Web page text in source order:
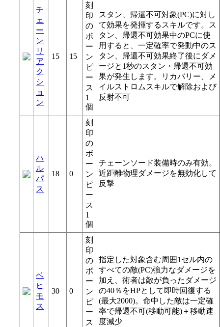
チ
ェ
ー
ン
リ
ア
ク
シ
ョ
ン
15 15
刻
印
の
ボ
ー
ン
ピ
ー
ス
1
個
スタン、帰還不可対象(PC)に対し
て効果を発揮するスキルです。ス
タン、帰還不可効果中のPCに使
用すると、一定確率で発動中のス
タン、帰還不可効果終了後にダメ
ージと1秒のスタン・帰還不可効
果が発生します。リカバリー、メ
イルストロムスキルで解除および
反射不可
ハ
ル
パ
ス
18 0
刻
印
の
ボ
ー
ン
ピ
ー
ス
1
個
チェーンソード装備時のみ有効。
近距離物理ダメージを無効化して
反撃
ベ
ヒ
モ
ス
30 0
刻
印
の
ボ
ー
ン
ピ
ー
ス
指定した対象含む周囲1セル内の
すべての敵(PC)強力なダメージを
加え、術者は敵が負ったダメージ
の40％をHPとして即時回復する
(最大2000)。命中した敵は一定確
率で帰還不可(移動可能)＋移動速
度減少